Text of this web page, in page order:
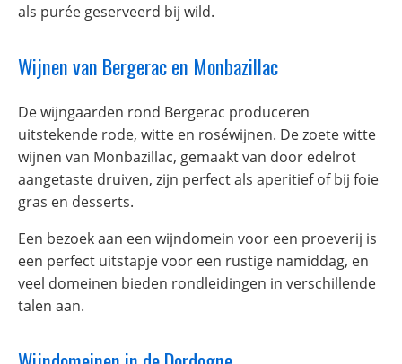
als purée geserveerd bij wild.
Wijnen van Bergerac en Monbazillac
De wijngaarden rond Bergerac produceren
uitstekende rode, witte en roséwijnen. De zoete witte
wijnen van Monbazillac, gemaakt van door edelrot
aangetaste druiven, zijn perfect als aperitief of bij foie
gras en desserts.
Een bezoek aan een wijndomein voor een proeverij is
een perfect uitstapje voor een rustige namiddag, en
veel domeinen bieden rondleidingen in verschillende
talen aan.